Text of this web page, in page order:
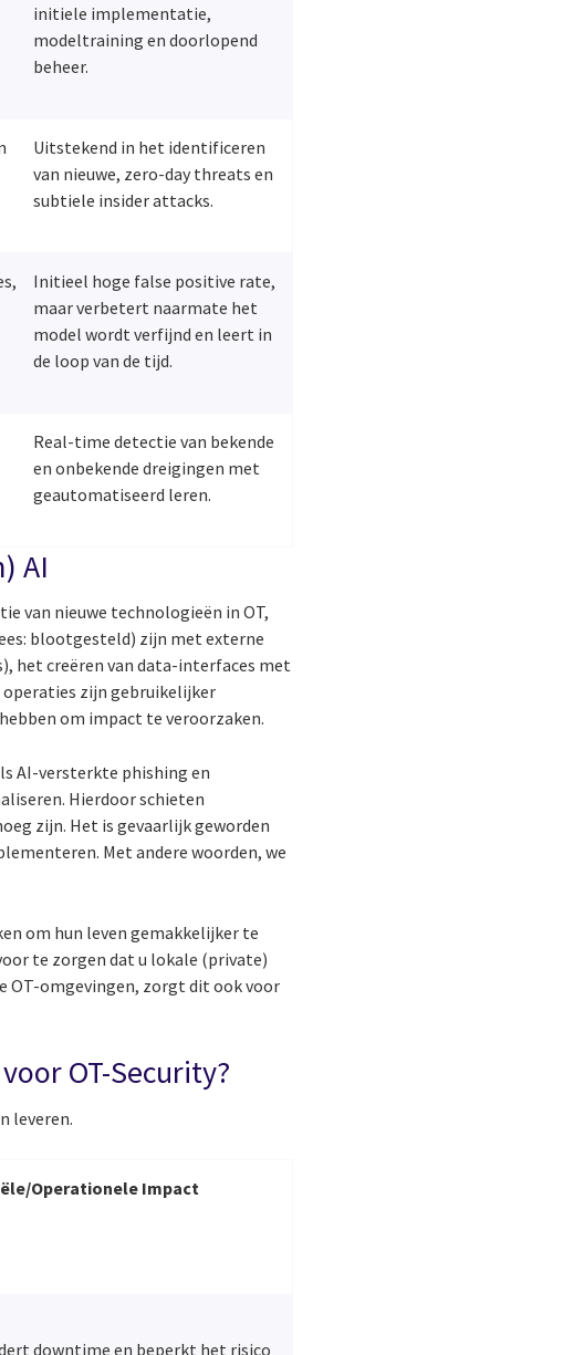
initiele implementatie,
modeltraining en doorlopend
beheer.
Uitstekend in het identificeren
van nieuwe, zero-day threats en
subtiele insider attacks.
Initieel hoge false positive rate,
maar verbetert naarmate het
model wordt verfijnd en leert in
de loop van de tijd.
Real-time detectie van bekende
en onbekende dreigingen met
geautomatiseerd leren.
AI
van nieuwe technologieën in OT,
blootgesteld) zijn met externe
het creëren van data-interfaces met
operaties zijn gebruikelijker
om impact te veroorzaken.
AI-versterkte phishing en
Hierdoor schieten
zijn. Het is gevaarlijk geworden
Met andere woorden, we
om hun leven gemakkelijker te
te zorgen dat u lokale (private)
OT-omgevingen, zorgt dit ook voor
OT-Security?
leveren.
Operationele Impact
downtime en beperkt het risico